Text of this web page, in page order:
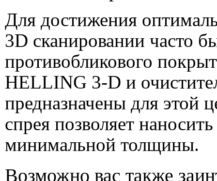
Для достижения
3D сканировании часто
противобликового
HELLING 3-D и
предназначены для этой
спрея позволяет
минимальной толщины.
Возможно вас также